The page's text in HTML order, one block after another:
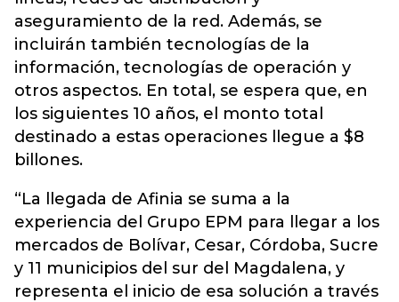
aseguramiento de la red. Además, se
incluirán también tecnologías de la
información, tecnologías de operación y
otros aspectos. En total, se espera que, en
los siguientes 10 años, el monto total
destinado a estas operaciones llegue a $8
billones.
“La llegada de Afinia se suma a la
experiencia del Grupo EPM para llegar a los
mercados de Bolívar, Cesar, Córdoba, Sucre
y 11 municipios del sur del Magdalena, y
representa el inicio de esa solución a través